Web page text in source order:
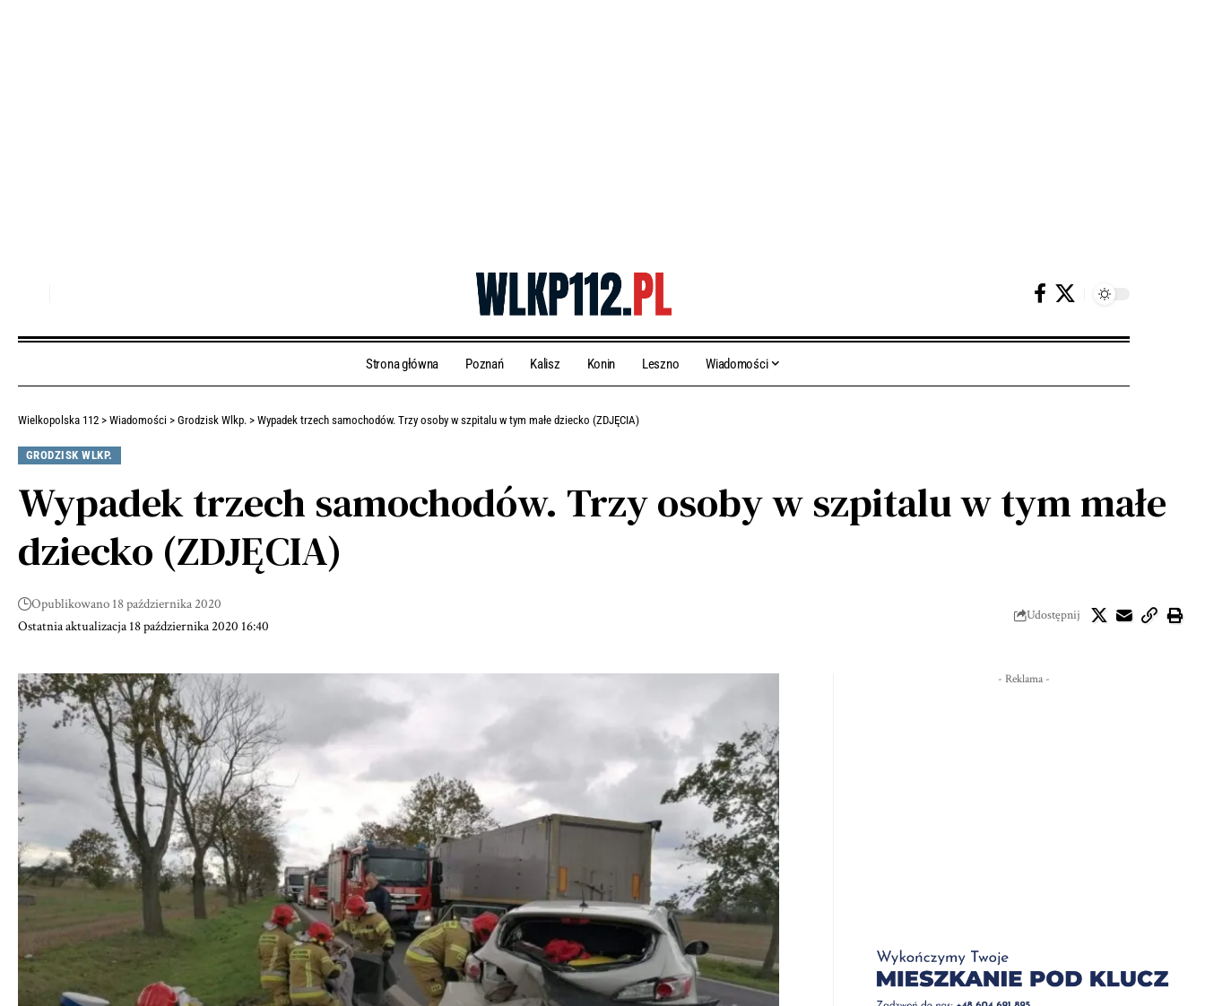
Strona główna Poznań Kalisz Konin Leszno Wiadomości
Wielkopolska 112 > Wiadomości > Grodzisk Wlkp. > Wypadek trzech samochodów. Trzy osoby w szpitalu w tym małe dziecko (ZDJĘCIA)
GRODZISK WLKP.
Wypadek trzech samochodów. Trzy osoby w szpitalu w tym małe
dziecko (ZDJĘCIA)
Ostatnia aktualizacja 18 października 2020 16:40
Opublikowano 18 października 2020
Udostępnij
- Reklama -